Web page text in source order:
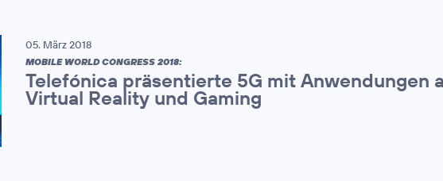
05. März 2018
MOBILE WORLD CONGRESS 2018:
Telefónica präsentierte 5G mit Anwendungen
Virtual Reality und Gaming